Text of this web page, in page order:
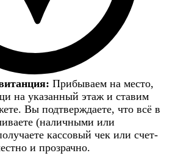
Прибываем на место,
на указанный этаж и ставим
Вы подтверждаете, что всё в
(наличными или
кассовый чек или счет-
и прозрачно.